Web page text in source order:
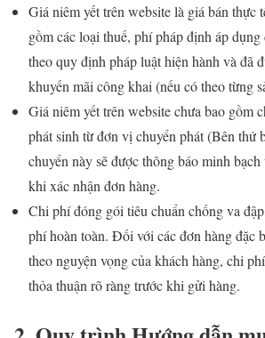
Giá niêm yết trên website là giá bán thực
gồm các loại thuế, phí pháp định áp
theo quy định pháp luật hiện hành và đã
khuyến mãi công khai (nếu có theo từng
Giá niêm yết trên website chưa bao gồm
phát sinh từ đơn vị chuyển phát (Bên thứ
chuyển này sẽ được thông báo minh
khi xác nhận đơn hàng.
Chi phí đóng gói tiêu chuẩn chống va
phí hoàn toàn. Đối với các đơn hàng đặc
theo nguyện vọng của khách hàng, chi
thỏa thuận rõ ràng trước khi gửi hàng.